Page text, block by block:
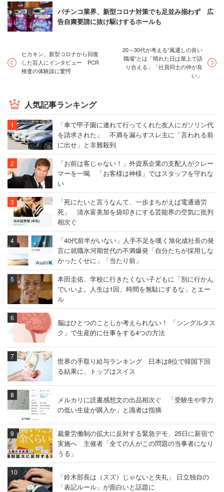
パチンコ業界、新型コロナ対策でも足並み揃わず 広
告自粛要請に抜け駆けするホールも
ヒカキン、新型コロナから回復
した芸人にインタビュー PCR
検査の体験談に驚愕
20～30代が考える“風通しの良い
職場”とは「晴れた日は屋上で語
り合える」「社員同士の仲が良
い」
人気記事ランキング
「車で甲子園に連れて行ってくれた友人にガソリン代
を請求された」 不満を漏らすスレ主に「言われる前
に出せ」と非難殺到
「お前は客じゃない！」外資系企業の支配人がクレー
マーを一喝 「お客様は神様」ではスタッフを守れな
い
「死にたいと言うなんて、一歩まちがえば電通過労
死」 清水富美加を袋叩きにする芸能界の空気に批判
相次ぐ
「40代前半がいない」人手不足を嘆く旭化成社長の発
言に就職氷河期世代の不満爆発「自分たちが採用しな
かったくせに」「当たり前」
本田圭佑、学校に行きたくない子どもに「別に行かん
でいいよ。人生は1回、時間を無駄にするな」とエー
ル
脳はひとつのことしか考えられない！ 「シングルタス
ク」で生産的に仕事をする4つの方法
世界の手取り給与ランキング 日本は8位で韓国下回
る結果に、トップはスイス
メルカリに読書感想文の出品相次ぐ 「受験生や学力
の低い生徒が購入か」と識者は指摘
裁量労働制の拡大に反対する緊急デモ、25日に新宿で
実施へ 主催者「全ての人がこの問題の当事者になり
うる」
「鈴木部長は（スズ）じゃないと失礼」 日立独自の
「表記ルール」が面白いと話題に